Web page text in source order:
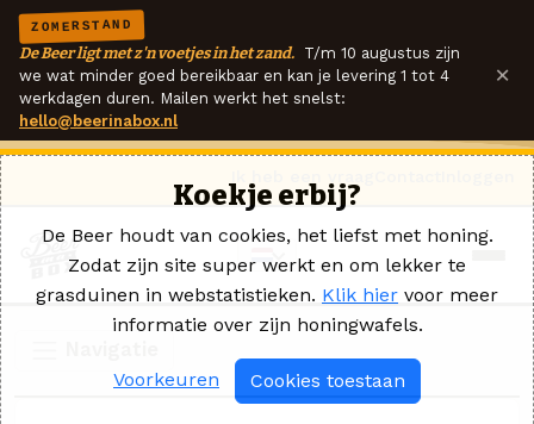
ZOMERSTAND
De Beer ligt met z'n voetjes in het zand. T/m 10 augustus zijn
we wat minder goed bereikbaar en kan je levering 1 tot 4
werkdagen duren. Mailen werkt het snelst:
hello@beerinabox.nl
×
Koekje erbij?
De Beer houdt van cookies, het liefst met honing.
Zodat zijn site super werkt en om lekker te
grasduinen in webstatistieken. Klik hier voor meer
informatie over zijn honingwafels.
Voorkeuren Cookies toestaan